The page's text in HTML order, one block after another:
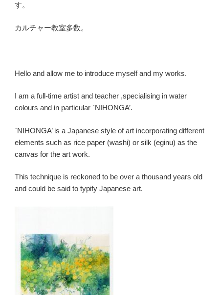
す。
カルチャー教室多数。
Hello and allow me to introduce myself and my works.
I am a full-time artist and teacher ,specialising in water
colours and in particular `NIHONGA’.
`NIHONGA’ is a Japanese style of art incorporating different
elements such as rice paper (washi) or silk (eginu) as the
canvas for the art work.
This technique is reckoned to be over a thousand years old
and could be said to typify Japanese art.